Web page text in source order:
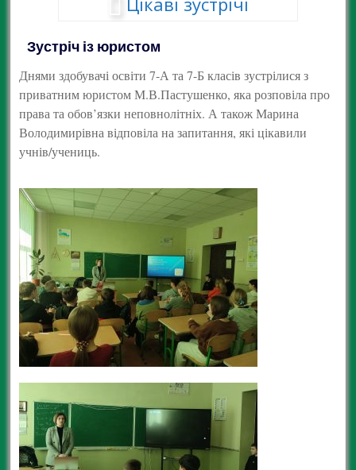
Зустріч із юристом
Днями здобувачі освіти 7-А та 7-Б класів зустрілися з
приватним юристом М.В.Пастушенко, яка розповіла про
права та обов’язки неповнолітніх. А також Марина
Володимирівна відповіла на запитання, які цікавили
учнів/учениць.